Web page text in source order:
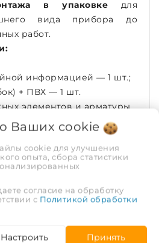
в упаковке для
вида прибора до
работ.
информацией — 1 шт.;
+ ПВХ — 1 шт.
элементов и арматуры
отдельно.
Теплоноситель
Ваших cookie
cookie для улучшения
опыта, сбора статистики
согласие на обработку
с Политикой обработки
Настроить Принять